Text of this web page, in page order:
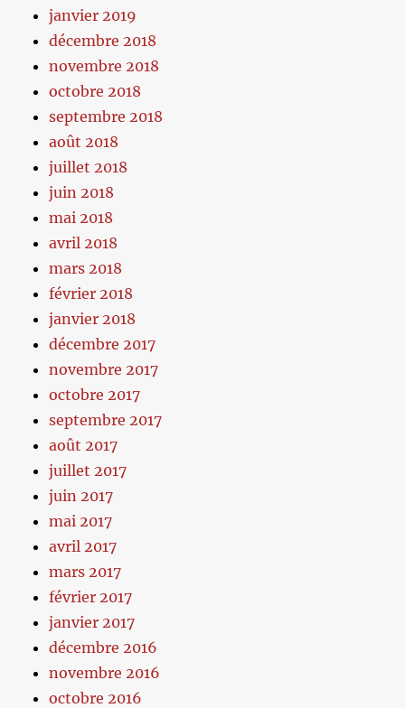
janvier 2019
décembre 2018
novembre 2018
octobre 2018
septembre 2018
août 2018
juillet 2018
juin 2018
mai 2018
avril 2018
mars 2018
février 2018
janvier 2018
décembre 2017
novembre 2017
octobre 2017
septembre 2017
août 2017
juillet 2017
juin 2017
mai 2017
avril 2017
mars 2017
février 2017
janvier 2017
décembre 2016
novembre 2016
octobre 2016